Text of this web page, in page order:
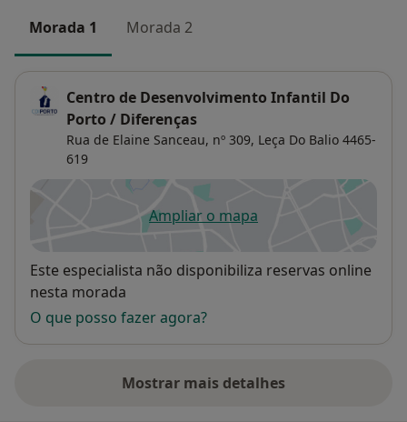
Morada 1 Morada 2
Centro de Desenvolvimento Infantil Do
Porto / Diferenças
Rua de Elaine Sanceau, nº 309, Leça Do Balio 4465-
619
Ampliar o mapaabre num novo separador
Disponibilidade
Este especialista não disponibiliza reservas online
nesta morada
O que posso fazer agora?
Mostrar mais detalhes
sobre o endereço